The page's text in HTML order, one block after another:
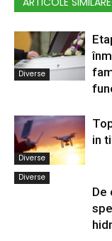
Diverse
Diverse
in
Diverse
De